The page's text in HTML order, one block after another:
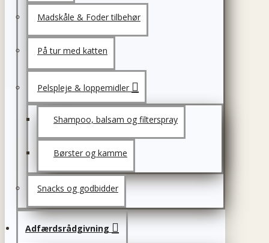
Madskåle & Foder tilbehør
På tur med katten
Pelspleje & loppemidler
Shampoo, balsam og filterspray
Børster og kamme
Snacks og godbidder
Adfærdsrådgivning